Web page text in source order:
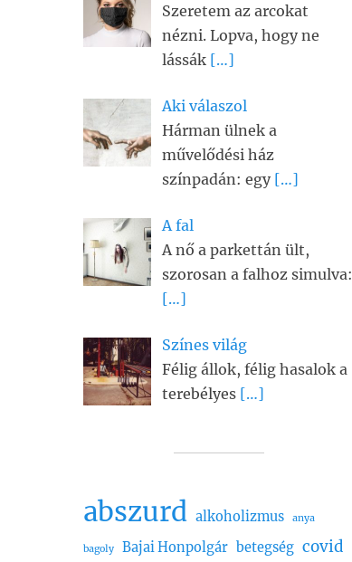
Szeretem az arcokat
nézni. Lopva, hogy ne
lássák […]
Aki válaszol
Hárman ülnek a
művelődési ház
színpadán: egy […]
A fal
A nő a parkettán ült,
szorosan a falhoz simulva:
[…]
Színes világ
Félig állok, félig hasalok a
terebélyes […]
abszurd alkoholizmus anya
bagoly Bajai Honpolgár betegség covid